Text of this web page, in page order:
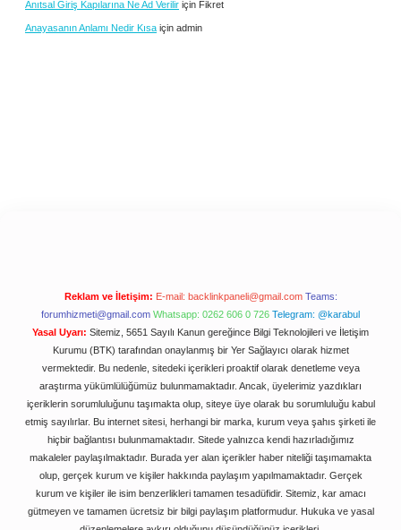
Anıtsal Giriş Kapılarına Ne Ad Verilir için Fikret
Anayasanın Anlamı Nedir Kısa için admin
Reklam ve İletişim: E-mail: backlinkpaneli@gmail.com Teams:
forumhizmeti@gmail.com Whatsapp: 0262 606 0 726 Telegram: @karabul
Yasal Uyarı: Sitemiz, 5651 Sayılı Kanun gereğince Bilgi Teknolojileri ve İletişim
Kurumu (BTK) tarafından onaylanmış bir Yer Sağlayıcı olarak hizmet
vermektedir. Bu nedenle, sitedeki içerikleri proaktif olarak denetleme veya
araştırma yükümlülüğümüz bulunmamaktadır. Ancak, üyelerimiz yazdıkları
içeriklerin sorumluluğunu taşımakta olup, siteye üye olarak bu sorumluluğu kabul
etmiş sayılırlar. Bu internet sitesi, herhangi bir marka, kurum veya şahıs şirketi ile
hiçbir bağlantısı bulunmamaktadır. Sitede yalnızca kendi hazırladığımız
makaleler paylaşılmaktadır. Burada yer alan içerikler haber niteliği taşımamakta
olup, gerçek kurum ve kişiler hakkında paylaşım yapılmamaktadır. Gerçek
kurum ve kişiler ile isim benzerlikleri tamamen tesadüfidir. Sitemiz, kar amacı
gütmeyen ve tamamen ücretsiz bir bilgi paylaşım platformudur. Hukuka ve yasal